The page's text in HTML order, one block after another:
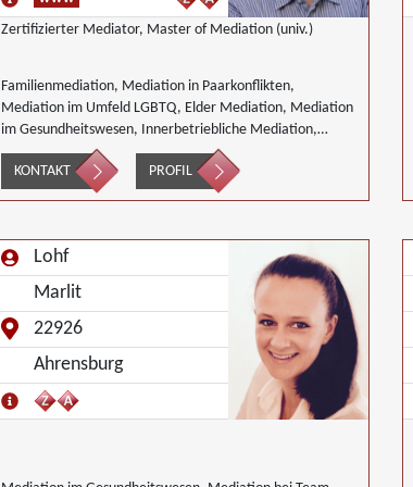
Zertifizierter Mediator, Master of Mediation (univ.)
Familienmediation, Mediation in Paarkonflikten,
Mediation im Umfeld LGBTQ, Elder Mediation, Mediation
im Gesundheitswesen, Innerbetriebliche Mediation,
Mediation von Generationskonflikten, Mediation bei
Team- und Gruppenkonflikten
KONTAKT PROFIL
Lohf
Marlit
22926
Ahrensburg